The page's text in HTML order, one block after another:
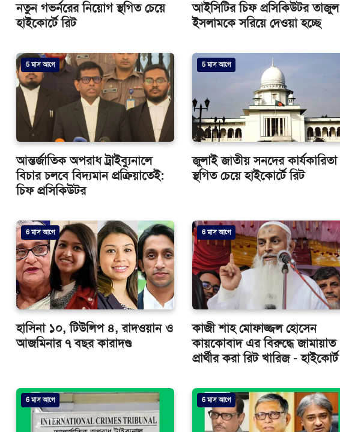
নতুন গভর্নরের নিয়োগ স্থগিত চেয়ে
হাইকোর্টে রিট
আইসিটির চিফ প্রসিকিউটর তাজুল
ইসলামকে সরিয়ে দেওয়া হচ্ছে
5 মাস আগে
আন্তর্জাতিক অপরাধ ট্রাইব্যুনালে
বিচার চলবে বিদ্যমান প্রক্রিয়াতেই:
চিফ প্রসিকিউটর
5 মাস আগে
জুলাই জাতীয় সনদের কার্যকারিতা
স্থগিত চেয়ে হাইকোর্টে রিট
6 মাস আগে
হাসিনা ১০, টিউলিপ ৪, রাদওয়ান ও
আজমিনার ৭ বছর কারাদণ্ড
6 মাস আগে
কাজী শাহ মোফাজ্জল হোসেন
কায়কোবাদ এর বিরুদ্ধে জামায়াত
প্রার্থীর করা রিট খারিজ - হাইকোর্ট
6 মাস আগে 6 মাস আগে